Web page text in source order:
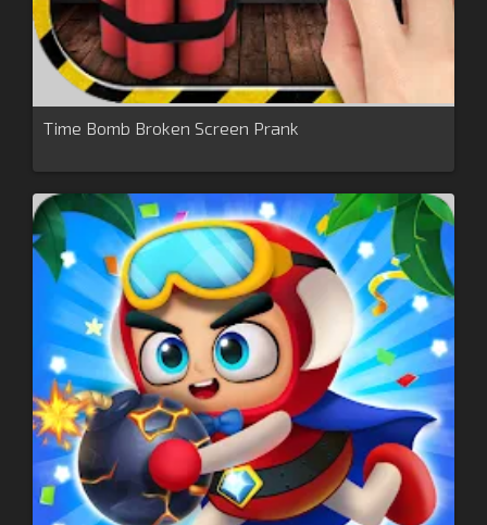
Time Bomb Broken Screen Prank